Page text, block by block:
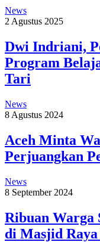
News
2 Agustus 2025
Dwi Indriani,
Program
Tari
News
8 Agustus 2024
Aceh Minta
Perjuangkan
News
8 September 2024
Ribuan Warga
di Masjid